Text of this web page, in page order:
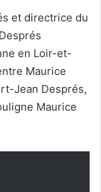
et directrice du
en Loir-et-
Maurice
Jean Després,
Maurice